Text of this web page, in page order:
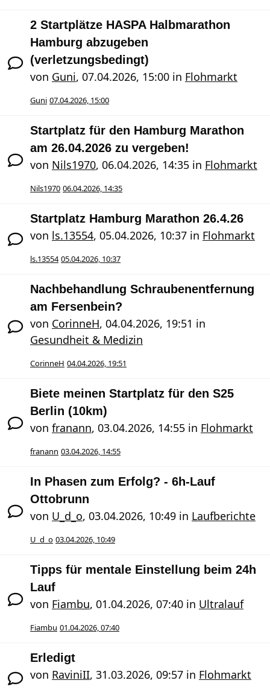
2 Startplätze HASPA Halbmarathon
Hamburg abzugeben
(verletzungsbedingt)
von Guni, 07.04.2026, 15:00 in Flohmarkt
Guni 07.04.2026, 15:00
Startplatz für den Hamburg Marathon
am 26.04.2026 zu vergeben!
von Nils1970, 06.04.2026, 14:35 in Flohmarkt
Nils1970 06.04.2026, 14:35
Startplatz Hamburg Marathon 26.4.26
von ls.13554, 05.04.2026, 10:37 in Flohmarkt
ls.13554 05.04.2026, 10:37
Nachbehandlung Schraubenentfernung
am Fersenbein?
von CorinneH, 04.04.2026, 19:51 in
Gesundheit & Medizin
CorinneH 04.04.2026, 19:51
Biete meinen Startplatz für den S25
Berlin (10km)
von franann, 03.04.2026, 14:55 in Flohmarkt
franann 03.04.2026, 14:55
In Phasen zum Erfolg? - 6h-Lauf
Ottobrunn
von U_d_o, 03.04.2026, 10:49 in Laufberichte
U_d_o 03.04.2026, 10:49
Tipps für mentale Einstellung beim 24h
Lauf
von Fiambu, 01.04.2026, 07:40 in Ultralauf
Fiambu 01.04.2026, 07:40
Erledigt
von RaviniII, 31.03.2026, 09:57 in Flohmarkt